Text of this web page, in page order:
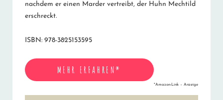
nachdem er einen Marder vertreibt, der Huhn Mechtild
erschreckt.
ISBN: 978-3825153595
MEHR ERFAHREN*
*Amazon-Link – Anzeige